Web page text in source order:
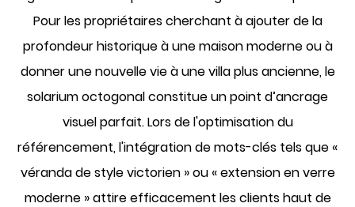
Pour les propriétaires cherchant à ajouter de la
profondeur historique à une maison moderne ou à
donner une nouvelle vie à une villa plus ancienne, le
solarium octogonal constitue un point d’ancrage
visuel parfait. Lors de l'optimisation du
référencement, l'intégration de mots-clés tels que «
véranda de style victorien » ou « extension en verre
moderne » attire efficacement les clients haut de